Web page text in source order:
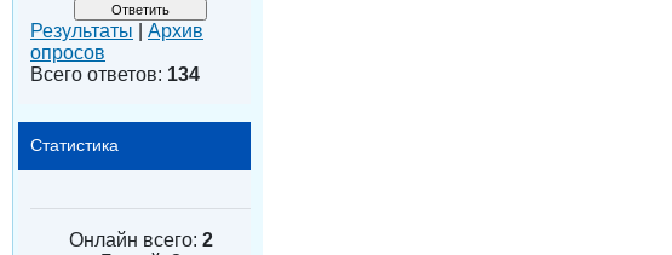
Результаты
Архив
опросов
Всего ответов: 134
Статистика
Онлайн всего: 2